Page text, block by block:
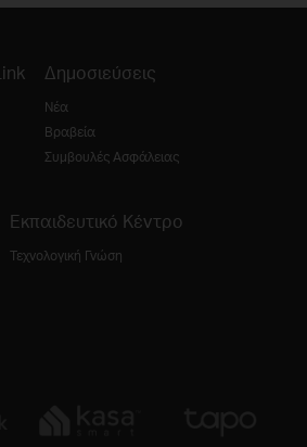
Δημοσιεύσεις
Νέα
Βραβεία
Συμβουλές Ασφάλειας
Εκπαιδευτικό Κέντρο
Τεχνολογική Γνώση